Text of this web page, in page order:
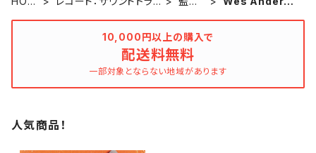
10,000円以上の購入で
配送料無料
一部対象とならない地域があります
人気商品！